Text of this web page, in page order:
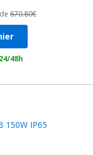
670.80€
48h
150W IP65